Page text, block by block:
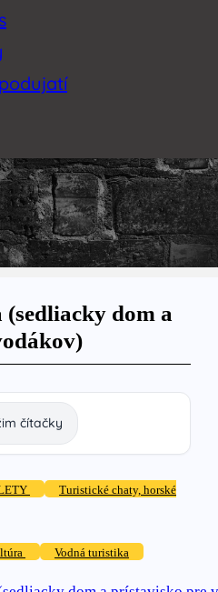
dom a
čítačky
Turistické chaty, horské
Vodná turistika